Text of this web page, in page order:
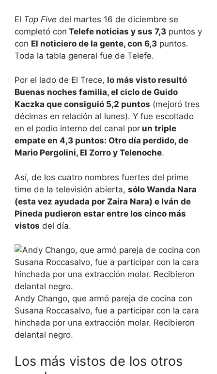
El Top Five del martes 16 de diciembre se
completó con Telefe noticias y sus 7,3 puntos y
con El noticiero de la gente, con 6,3 puntos.
Toda la tabla general fue de Telefe.
Por el lado de El Trece, lo más visto resultó
Buenas noches familia, el ciclo de Guido
Kaczka que consiguió 5,2 puntos (mejoró tres
décimas en relación al lunes). Y fue escoltado
en el podio interno del canal por un triple
empate en 4,3 puntos: Otro día perdido, de
Mario Pergolini, El Zorro y Telenoche.
Así, de los cuatro nombres fuertes del prime
time de la televisión abierta, sólo Wanda Nara
(esta vez ayudada por Zaira Nara) e Iván de
Pineda pudieron estar entre los cinco más
vistos del día.
Andy Chango, que armó pareja de cocina con
Susana Roccasalvo, fue a participar con la cara
hinchada por una extracción molar. Recibieron
delantal negro.
Los más vistos de los otros